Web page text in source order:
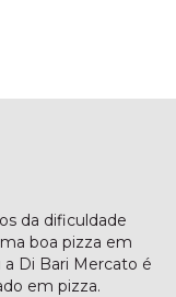
da dificuldade
boa pizza em
a Di Bari Mercato é
em pizza.